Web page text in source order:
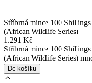
Stříbrná mince 100
(African Wildlife Series)
1.291 Kč
Stříbrná mince 100
(African Wildlife Series)
Do košíku